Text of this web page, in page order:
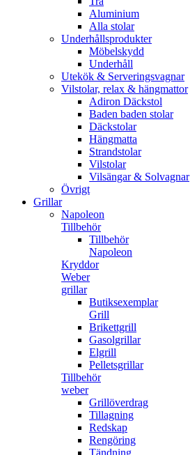
Aluminium
Alla stolar
Underhållsprodukter
Möbelskydd
Underhåll
Utekök & Serveringsvagnar
Vilstolar, relax & hängmattor
Adiron Däckstol
Baden baden stolar
Däckstolar
Hängmatta
Strandstolar
Vilstolar
Vilsängar & Solvagnar
Övrigt
Grillar
Napoleon
Tillbehör
Tillbehör
Napoleon
Kryddor
Weber
grillar
Butiksexemplar
Grill
Brikettgrill
Gasolgrillar
Elgrill
Pelletsgrillar
Tillbehör
weber
Grillöverdrag
Tillagning
Redskap
Rengöring
Tändning